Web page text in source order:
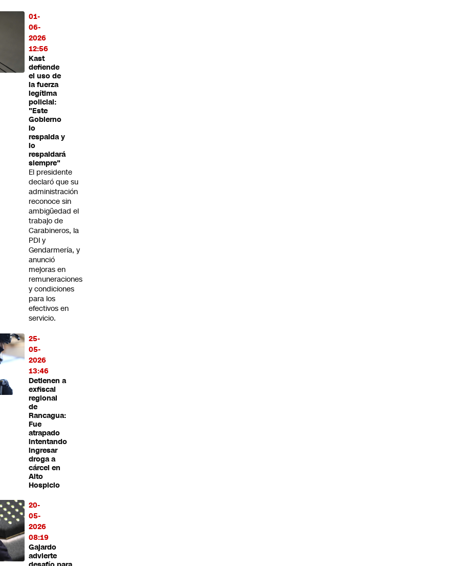
01-
06-
2026
12:56
Kast
defiende
el uso de
la fuerza
legítima
policial:
"Este
Gobierno
lo
respalda y
lo
respaldará
siempre"
El presidente
declaró que su
administración
reconoce sin
ambigüedad el
trabajo de
Carabineros, la
PDI y
Gendarmería, y
anunció
mejoras en
remuneraciones
y condiciones
para los
efectivos en
servicio.
25-
05-
2026
13:46
Detienen a
exfiscal
regional
de
Rancagua:
Fue
atrapado
intentando
ingresar
droga a
cárcel en
Alto
Hospicio
20-
05-
2026
08:19
Gajardo
advierte